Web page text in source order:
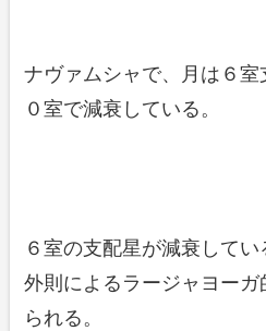
ナヴァムシャで、月は６室
０室で減衰している。
６室の支配星が減衰して
外則によるラージャヨーガ
られる。